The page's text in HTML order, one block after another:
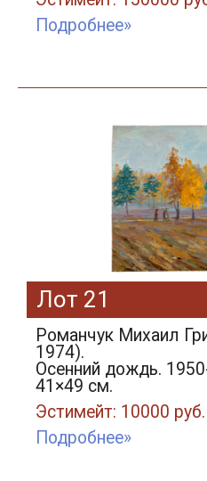
Подробнее»
Лот 21
Романчук Михаил
1974).
Осенний дождь.
41×49 см.
Эстимейт: 10000 руб.
Подробнее»